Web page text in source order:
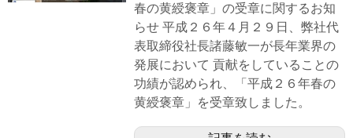
春の黄綬褒章」の受章に関するお知
らせ 平成２６年４月２９日、弊社代
表取締役社長諸藤敏一が長年業界の
発展において 貢献をしていることの
功績が認められ、「平成２６年春の
黄綬褒章」を受章致しました。